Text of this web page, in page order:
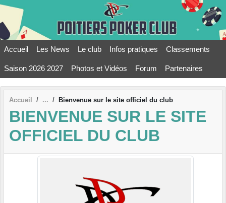
Accueil Les News Le club Infos pratiques Classements
Saison 2026 2027 Photos et Vidéos Forum Partenaires
Accueil Bienvenue sur le site officiel du club
BIENVENUE SUR LE SITE
OFFICIEL DU CLUB
Panneau de gestion des cookies